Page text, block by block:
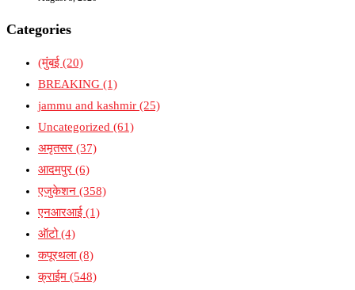
Categories
(मुंबई (20)
BREAKING (1)
jammu and kashmir (25)
Uncategorized (61)
अमृतसर (37)
आदमपुर (6)
एजुकेशन (358)
एनआरआई (1)
ऑटो(4)
कपूरथला(8)
क्राईम (548)